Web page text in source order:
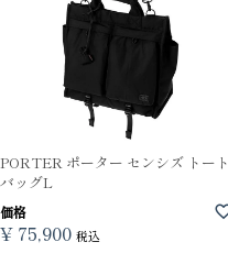
PORTER ポーター センシズ トート
バッグL
価格
¥ 75,900 税込